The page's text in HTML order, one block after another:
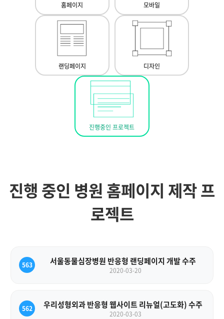
홈페이지 모바일
랜딩페이지 디자인
진행중인 프로젝트
진행 중인 병원 홈페이지 제작 프
로젝트
563 서울동물심장병원 반응형 랜딩페이지 개발 수주
2020-03-20
562 우리성형외과 반응형 웹사이트 리뉴얼(고도화) 수주
2020-03-03